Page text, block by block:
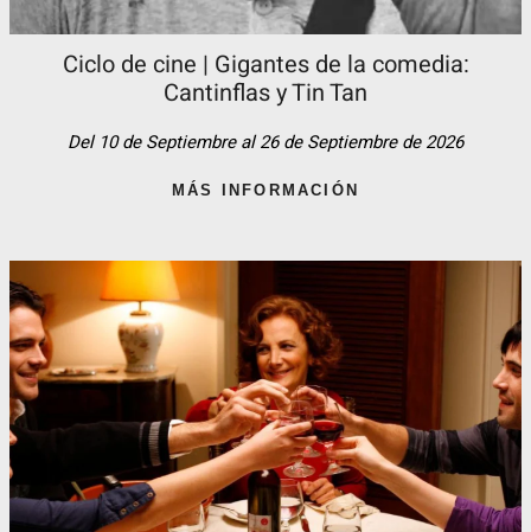
Ciclo de cine | Gigantes de la comedia:
Cantinflas y Tin Tan​
Del 10 de Septiembre al 26 de Septiembre de 2026
MÁS INFORMACIÓN